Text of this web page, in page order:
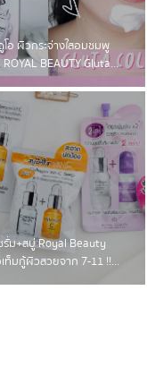
อ ผิวกระจ่างใสอมชมพู
BEAUTY Gluta
รั่ม+สบู่ Royal Beauty
ท็มกู้ผิวสวยจาก 7-11 !!...